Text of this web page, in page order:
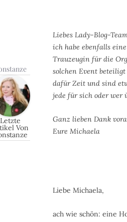
Letzte
Von
Liebes Lady-Blog-
ich habe ebenfalls
Trauzeugin für die
solchen Event
dafür Zeit und sind
jede für sich oder wer
Ganz lieben Dank
Eure Michaela
Liebe Michaela,
ach wie schön: eine